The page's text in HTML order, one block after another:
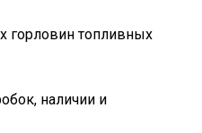
горловин топливных
наличии и